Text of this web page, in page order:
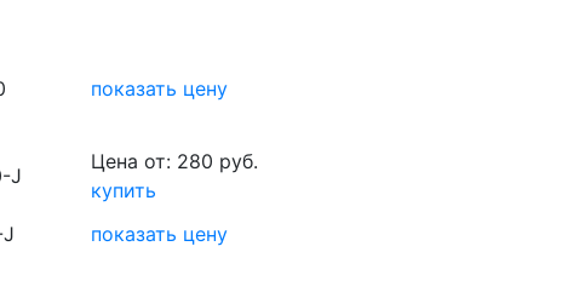
показать цену
J
Цена от: 280 руб.
купить
J
показать цену